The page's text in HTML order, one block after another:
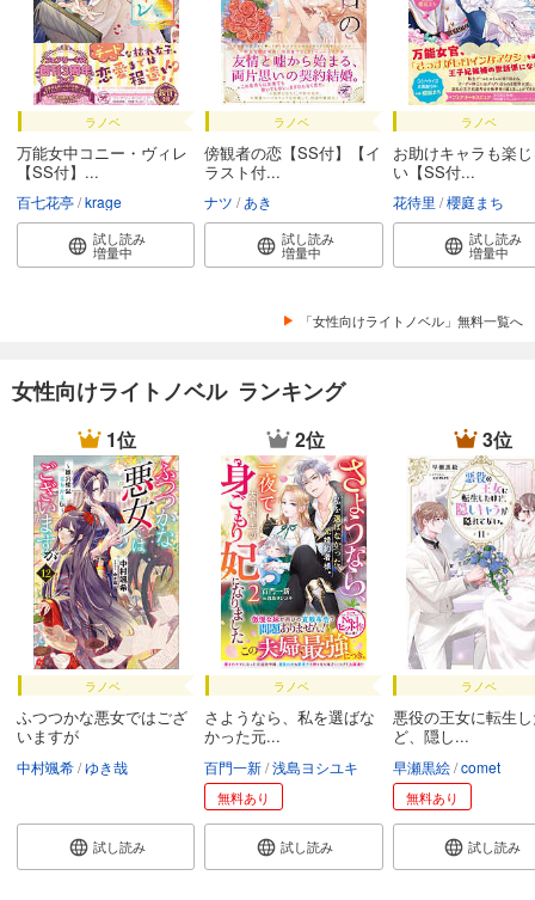
ラノベ
万能女中コニー・ヴィレ
【SS付】...
百七花亭 krage
試し読み
増量中
ラノベ
傍観者の恋【SS付】【イ
ラスト付...
ナツ あき
試し読み
増量中
ラノベ
お助けキャラも楽
い【SS付...
花待里 櫻庭まち
試し読み
増量中
「女性向けライトノベル」無料一覧へ
女性向けライトノベル ランキング
1位
ラノベ
ふつつかな悪女ではござ
いますが
中村颯希 ゆき哉
試し読み
2位
ラノベ
さようなら、私を選ばな
かった元...
百門一新 浅島ヨシユキ
無料あり
試し読み
3位
ラノベ
悪役の王女に転生
ど、隠し...
早瀬黒絵 comet
無料あり
試し読み